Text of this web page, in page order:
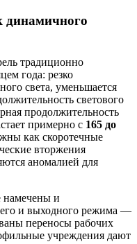
динамичного
традиционно
года: резко
света, уменьшается
светового
продолжительность
примерно с 165 до
как скоротечные
вторжения
аномалией для
намечены и
и выходного режима —
переносы рабочих
учреждения дают